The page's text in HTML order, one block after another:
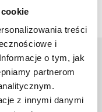
treści
i
o tym, jak
partnerom
z innymi danymi